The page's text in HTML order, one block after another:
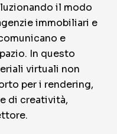
il modo
immobiliari e
e
In questo
virtuali non
per i rendering,
di creatività,